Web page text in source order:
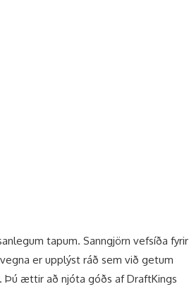
tapum. Sanngjörn vefsíða fyrir
er upplýst ráð sem við getum
Þú ættir að njóta góðs af DraftKings